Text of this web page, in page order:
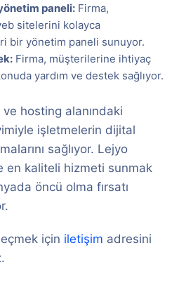
paneli: Firma,
sitelerini kolayca
bir yönetim paneli sunuyor.
Firma, müşterilerine ihtiyaç
yardım ve destek sağlıyor.
hosting alanındaki
işletmelerin dijital
sağlıyor. Lejyo
en kaliteli hizmeti sunmak
öncü olma fırsatı
için iletişim adresini